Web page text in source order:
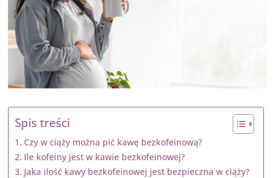
Spis treści
Czy w ciąży można pić kawę bezkofeinową?
Ile kofeiny jest w kawie bezkofeinowej?
Jaka ilość kawy bezkofeinowej jest bezpieczna w ciąży?